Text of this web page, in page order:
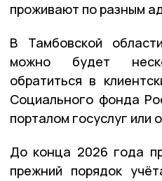
проживают по разным
В Тамбовской
можно будет
обратиться в
Социального фонда
порталом госуслуг или
До конца 2026 года
прежний порядок